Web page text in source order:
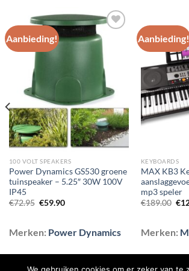
Aanbieding!
Toevoegen
aan
wenslijst
100 VOLT SPEAKERS
Power Dynamics GS530 groene
tuinspeaker – 5.25″ 30W 100V
IP45
€72.95 Oorspronkelijke
€59.90Huidige
Merken: Power Dynamics
KEYBOARDS
MAX KB3
mp3 speler
€189.00 €
Merken: